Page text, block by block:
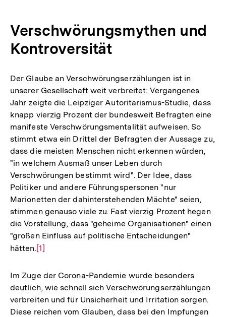
Verschwörungsmythen und
Kontroversität
Der Glaube an Verschwörungserzählungen ist in
unserer Gesellschaft weit verbreitet: Vergangenes
Jahr zeigte die Leipziger Autoritarismus-Studie, dass
knapp vierzig Prozent der bundesweit Befragten eine
manifeste Verschwörungsmentalität aufweisen. So
stimmt etwa ein Drittel der Befragten der Aussage zu,
dass die meisten Menschen nicht erkennen würden,
"in welchem Ausmaß unser Leben durch
Verschwörungen bestimmt wird". Der Idee, dass
Politiker und andere Führungspersonen "nur
Marionetten der dahinterstehenden Mächte" seien,
stimmen genauso viele zu. Fast vierzig Prozent hegen
die Vorstellung, dass "geheime Organisationen" einen
"großen Einfluss auf politische Entscheidungen"
hätten.Zur
der
Fußnote
[1]
Im Zuge der Corona-Pandemie wurde besonders
deutlich, wie schnell sich Verschwörungserzählungen
verbreiten und für Unsicherheit und Irritation sorgen.
Diese reichen vom Glauben, dass bei den Impfungen